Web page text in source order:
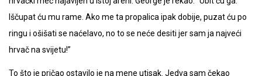
Iščupat ću mu rame. Ako me ta propalica ipak dobije, puzat ću po
ringu i ošišati se naćelavo, no to se neće desiti jer sam ja najveći
hrvač na svijetu!”
To što je pričao ostavilo je na mene utisak. Jedva sam čekao